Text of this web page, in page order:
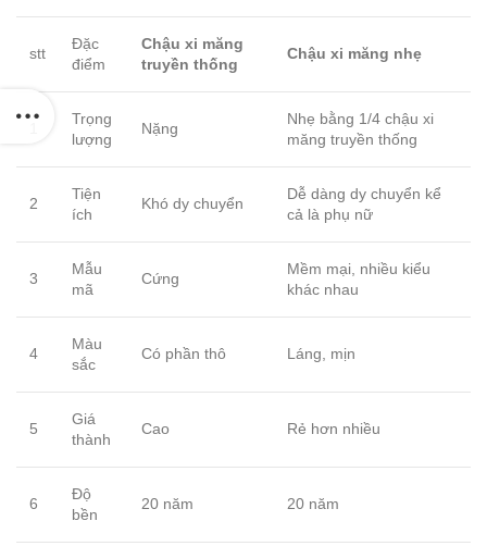
stt
Đặc
điểm
Chậu xi măng
truyền thống
Chậu xi măng nhẹ
Trọng
lượng
Nặng
Nhẹ bằng 1/4 chậu xi
măng truyền thống
2
Tiện
ích
Khó dy chuyển
Dễ dàng dy chuyển kể
cả là phụ nữ
3
Mẫu
mã
Cứng
Mềm mại, nhiều kiểu
khác nhau
4
Màu
sắc
Có phần thô Láng, mịn
5
Giá
thành
Cao Rẻ hơn nhiều
6
Độ
bền
20 năm 20 năm